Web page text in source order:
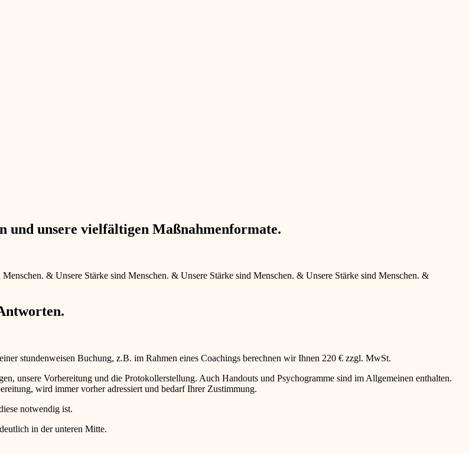
und unsere vielfältigen Maßnahmenformate.
Menschen. & Unsere Stärke sind Menschen. & Unsere Stärke sind Menschen. & Unsere Stärke sind Menschen. &
stundenweisen Buchung, z.B. im Rahmen eines Coachings berechnen wir Ihnen 220 € zzgl. MwSt.
unsere Vorbereitung und die Protokollerstellung. Auch Handouts und Psychogramme sind im Allgemeinen enthalten.
wird immer vorher adressiert und bedarf Ihrer Zustimmung.
notwendig ist.
in der unteren Mitte.